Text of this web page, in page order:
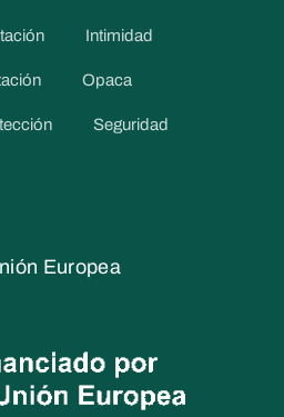
Intimidad
Opaca
Seguridad
Europea